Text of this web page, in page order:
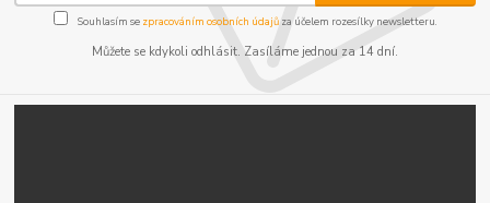
Souhlasím se zpracováním osobních údajůza účelem rozesílky newsletteru.
Můžete se kdykoli odhlásit. Zasíláme jednou za 14 dní.